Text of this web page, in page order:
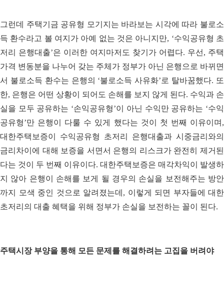
그런데 주택기금 공유형 모기지는 바라보는 시각에 따라 불로소
득 환수라고 볼 여지가 아예 없는 것은 아니지만, ‘수익공유형 초
저리 은행대출’은 이러한 여지마저도 찾기가 어렵다. 우선, 주택
가격 변동분을 나누어 갖는 주체가 정부가 아닌 은행으로 바뀌면
서 불로소득 환수는 은행의 ‘불로소득 사유화’로 탈바꿈했다. 또
한, 은행은 어떤 상황이 되어도 손해를 보지 않게 된다. 수익과 손
실을 모두 공유하는 ‘손익공유형’이 아닌 수익만 공유하는 ‘수익
공유형’만 은행이 다룰 수 있게 했다는 것이 첫 번째 이유이며,
대한주택보증이 수익공유형 초저리 은행대출과 시중금리와의
금리차이에 대해 보증을 서면서 은행의 리스크가 완전히 제거된
다는 것이 두 번째 이유이다. 대한주택보증은 매각차익이 발생하
지 않아 은행이 손해를 보게 될 경우의 손실을 보전해주는 방안
까지 모색 중인 것으로 알려졌는데, 이렇게 되면 부자들에 대한
초저리의 대출 혜택을 위해 정부가 손실을 보전하는 꼴이 된다.
주택시장 부양을 통해 모든 문제를 해결하려는 고집을 버려야